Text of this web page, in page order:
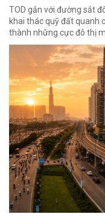
TOD gắn với đường sắt
khai thác quỹ đất quanh
thành những cực đô thị